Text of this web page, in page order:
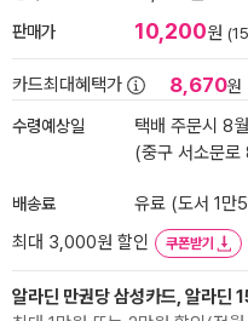
판매가 10,200원
카드최대혜택가 8,670원
수령예상일
택배 주문시 8
(중구 서소문
배송료
유료 (도서 1만
최대 3,000원 할인
쿠폰받기
알라딘 만권당 삼성카드, 알라딘